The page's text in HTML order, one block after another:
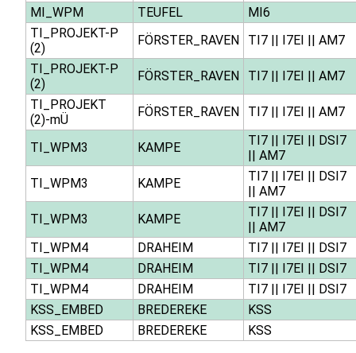
MI_WPM
TEUFEL
MI6
TI_PROJEKT-P
(2)
FÖRSTER_RAVEN TI7|| I7EI || AM7
TI_PROJEKT-P
(2)
FÖRSTER_RAVEN TI7|| I7EI || AM7
TI_PROJEKT
(2)-mÜ
FÖRSTER_RAVEN TI7|| I7EI || AM7
TI_WPM3 KAMPE TI7|| I7EI || DSI7
|| AM7
TI_WPM3
KAMPE TI7|| I7EI || DSI7
|| AM7
TI_WPM3
KAMPE TI7|| I7EI || DSI7
|| AM7
TI_WPM4
DRAHEIM TI7|| I7EI || DSI7
TI_WPM4
DRAHEIM TI7|| I7EI || DSI7
TI_WPM4
DRAHEIM TI7|| I7EI || DSI7
KSS_EMBED
BREDEREKE
KSS
KSS_EMBED
BREDEREKE KSS